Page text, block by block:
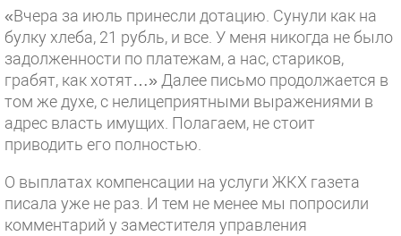
«Вчера за июль принесли дотацию. Сунули как на
булку хлеба, 21 рубль, и все. У меня никогда не было
задолженности по платежам, а нас, стариков,
грабят, как хотят…» Далее письмо продолжается в
том же духе, с нелицеприятными выражениями в
адрес власть имущих. Полагаем, не стоит
приводить его полностью.
О выплатах компенсации на услуги ЖКХ газета
писала уже не раз. И тем не менее мы попросили
комментарий у заместителя управления